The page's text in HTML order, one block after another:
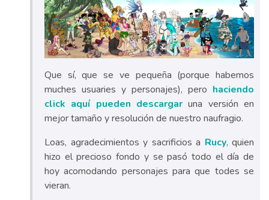
Que sí, que se ve pequeña (porque habemos
muches usuaries y personajes), pero haciendo
click aquí pueden descargar una versión en
mejor tamaño y resolución de nuestro naufragio.
Loas, agradecimientos y sacrificios a Rucy, quien
hizo el precioso fondo y se pasó todo el día de
hoy acomodando personajes para que todes se
vieran.